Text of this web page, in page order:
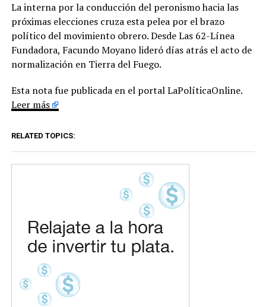
La interna por la conducción del peronismo hacia las
próximas elecciones cruza esta pelea por el brazo
político del movimiento obrero. Desde Las 62-Línea
Fundadora, Facundo Moyano lideró días atrás el acto de
normalización en Tierra del Fuego.
Esta nota fue publicada en el portal LaPolíticaOnline.
Leer más
RELATED TOPICS: